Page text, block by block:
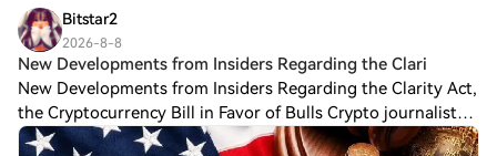
екосистемою децентралізованих
фінансів. 2023: Основна документація та
ресурси проекту стали доступними,
надаючи потенційним користувачам
необхідну інформацію щодо проекту та
його структури. Оскільки Grok X
вибирати характер їх взаємодії,
підходячи до різноманітних уподобань і
підвищуючи універсальність чат-бота.
Хронологія Grok X Ai Шлях Grok X Ai
відзначений ключовими віхами, що
зображують зростання та розвиток цього
інноваційного проекту: Листопад 2023:
підвищить його кредитоспроможність. Як
працює Ome‎gaX Health? Унікальна
пропозиція OmegaX Health полягає в
його інноваційній інтеграції технології
блокчейн для революціонізації
управління даними в охороні здоров'я.
Проект працює на основі
Bitstar2
2026-8-8
New Developments from Insiders Regarding the Clari
New Developments from Insiders Regarding the Clarity Act,
the Cryptocurrency Bill in Favor of Bulls Crypto journalist
Eleanor Terrett reported that US Senate Majority Leader